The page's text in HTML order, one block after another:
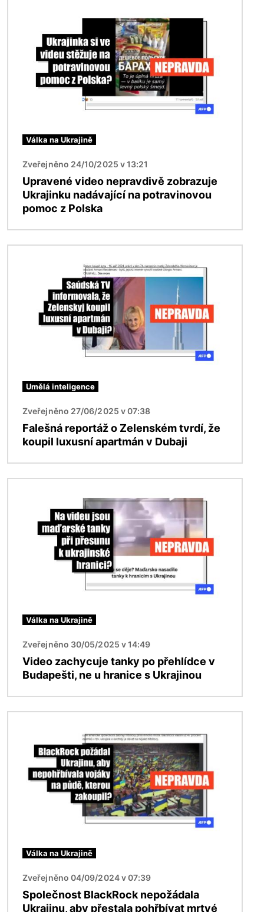
Válka na Ukrajině
Zveřejněno 24/10/2025 v 13:21
Upravené video nepravdivě zobrazuje
Ukrajinku nadávající na potravinovou
pomoc z Polska
Umělá inteligence
Zveřejněno 27/06/2025 v 07:38
Falešná reportáž o Zelenském tvrdí, že
koupil luxusní apartmán v Dubaji
Válka na Ukrajině
Zveřejněno 30/05/2025 v 14:49
Video zachycuje tanky po přehlídce v
Budapešti, ne u hranice s Ukrajinou
Válka na Ukrajině
Zveřejněno 04/09/2024 v 07:39
Společnost BlackRock nepožádala
Ukrajinu, aby přestala pohřbívat mrtvé